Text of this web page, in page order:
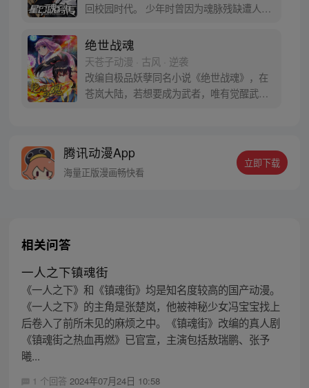
回校园时代。 少年时曾因为魂脉残缺遭人白
己身前。 这一世，带着系统重生归来，拥有
六十年的战斗经验和知识技术，重返校园，
从此一路开挂造机甲打怪兽… 曾经后悔的
事，曾经错过的人，这一次将不留遗憾。
绝世战魂
天苍子动漫 · 古风 · 逆袭
改编自极品妖孽同名小说《绝世战魂》，在
苍岚大陆，若想要成为武者，唯有觉醒武
武魂等级越高，那么修炼的速度、能力与潜
力就越强，未来成就武者的希望也就越大。
腾讯动漫App
海量正版漫画畅快看
立即下载
相关问答
一人之下镇魂街
《一人之下》和《镇魂街》均是知名度较高的国产动漫。
《一人之下》的主角是张楚岚，他被神秘少女冯宝宝找上
后卷入了前所未见的麻烦之中。《镇魂街》改编的真人剧
《镇魂街之热血再燃》已官宣，主演包括敖瑞鹏、张予
曦...
1 个回答 2024年07月24日 10:58